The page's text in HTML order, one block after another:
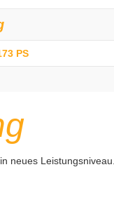
PS
neues Leistungsniveau.